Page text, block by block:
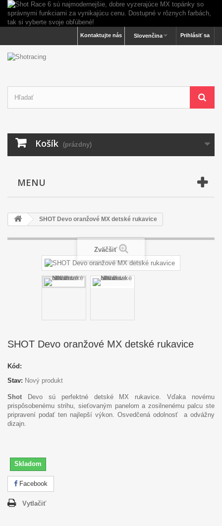
Prihlásiť sa
Slovenčina
Kontaktujte nás
Košík (prázdny)
MENU
SHOT Devo oranžové MX detské rukavice
Zväčšiť
SHOT Devo oranžové MX detské rukavice
Kód:
Stav: Nový produkt
Shot Devo sú perfektné detské MX rukavice. Vďaka novému
prispôsobenému strihu, sieťovaným panelom a zosilnenému palcu ste
pripravení podať ten najlepší výkon.
Osvedčená odolnosť a odvážny
dizajn.
Skladom
Facebook
Vytlačiť